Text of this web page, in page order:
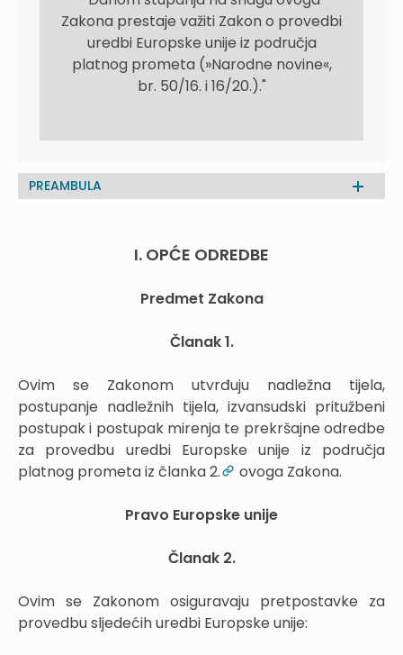
Zakona prestaje važiti Zakon o provedbi
uredbi Europske unije iz područja
platnog prometa (»Narodne novine«,
br. 50/16. i 16/20.)."
PREAMBULA
I. OPĆE ODREDBE
Predmet Zakona
Članak 1.
Ovim se Zakonom utvrđuju nadležna tijela,
postupanje nadležnih tijela, izvansudski pritužbeni
postupak i postupak mirenja te prekršajne odredbe
za provedbu uredbi Europske unije iz područja
platnog prometa iz članka 2.
ovoga Zakona.
Pravo Europske unije
Članak 2.
Ovim se Zakonom osiguravaju pretpostavke za
provedbu sljedećih uredbi Europske unije: